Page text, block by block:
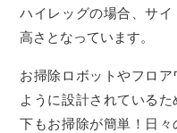
ハイレッグの場合、サ
高さとなっています。
お掃除ロボットやフロ
ように設計されている
下もお掃除が簡単！日